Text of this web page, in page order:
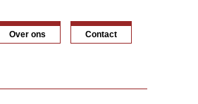
Contact
Over ons